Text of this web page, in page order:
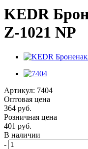
KEDR
Z-1021 NP
Артикул: 7404
Оптовая цена
364 руб.
Розничная цена
401 руб.
В наличии
-